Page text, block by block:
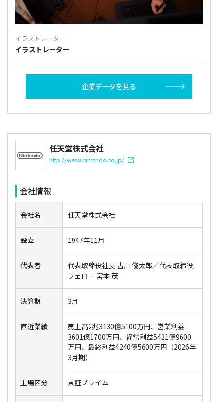
イラストレーター
イラストレーター
企業データを見る
任天堂株式会社
http://www.nintendo.co.jp/
会社情報
会社名 任天堂株式会社
設立 1947年11月
代表者
代表取締役社長 古川 俊太郎／代表取締役
フェロー 宮本 茂
決算期 3月
直近業績
売上高2兆3130億5100万円、営業利益
3601億1700万円、経常利益5421億9600
万円、最終利益4240億5600万円（2026年
3月期）
上場区分 東証プライム